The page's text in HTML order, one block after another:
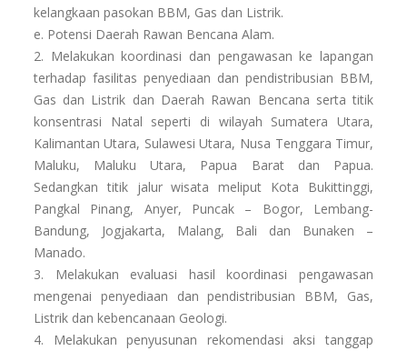
kelangkaan pasokan BBM, Gas dan Listrik.
e. Potensi Daerah Rawan Bencana Alam.
2. Melakukan koordinasi dan pengawasan ke lapangan
terhadap fasilitas penyediaan dan pendistribusian BBM,
Gas dan Listrik dan Daerah Rawan Bencana serta titik
konsentrasi Natal seperti di wilayah Sumatera Utara,
Kalimantan Utara, Sulawesi Utara, Nusa Tenggara Timur,
Maluku, Maluku Utara, Papua Barat dan Papua.
Sedangkan titik jalur wisata meliput Kota Bukittinggi,
Pangkal Pinang, Anyer, Puncak – Bogor, Lembang-
Bandung, Jogjakarta, Malang, Bali dan Bunaken –
Manado.
3. Melakukan evaluasi hasil koordinasi pengawasan
mengenai penyediaan dan pendistribusian BBM, Gas,
Listrik dan kebencanaan Geologi.
4. Melakukan penyusunan rekomendasi aksi tanggap